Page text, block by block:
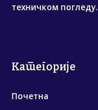
техничком погледу.
Категорије
Почетна